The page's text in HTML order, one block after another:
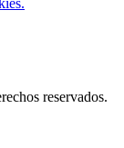
reservados.